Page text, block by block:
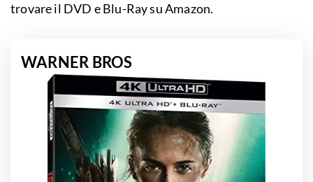
trovare il DVD e Blu-Ray su Amazon.
WARNER BROS